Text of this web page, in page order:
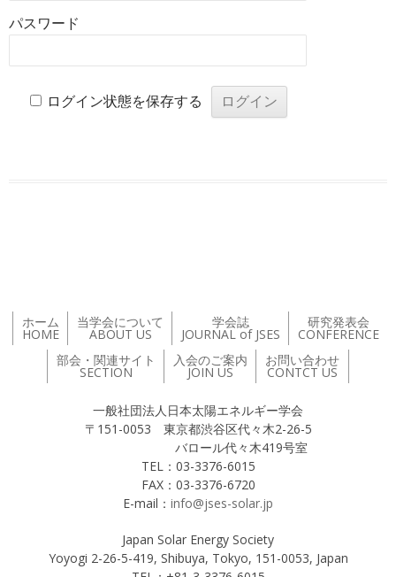
パスワード
ログイン状態を保存する
ホーム
HOME
当学会について
ABOUT US
学会誌
JOURNAL of JSES
研究発表会
CONFERENCE
部会・関連サイト
SECTION
入会のご案内
JOIN US
お問い合わせ
CONTCT US
一般社団法人日本太陽エネルギー学会
〒151-0053 東京都渋谷区代々木2-26-5
バロール代々木419号室
TEL：03-3376-6015
FAX：03-3376-6720
E-mail： info@jses-solar.jp
Japan Solar Energy Society
Yoyogi 2-26-5-419, Shibuya, Tokyo, 151-0053, Japan